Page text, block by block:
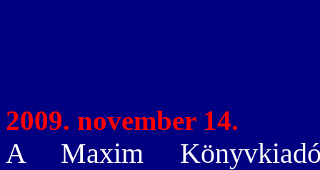
2009. november 14.
A Maxim Könyvkiadó